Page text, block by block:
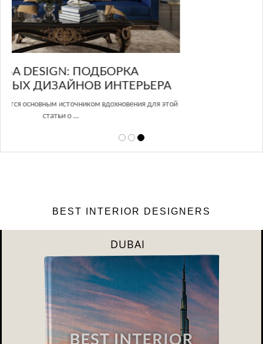
GLAZOV DESIGN GROUP – УНИКАЛЬНЫЙ
ПОДХОД К ДИЗАЙНУ
Glazov Design Group- это одна из лучших студий дизайна интерьера
BEST INTERIOR DESIGNERS
DUBAI